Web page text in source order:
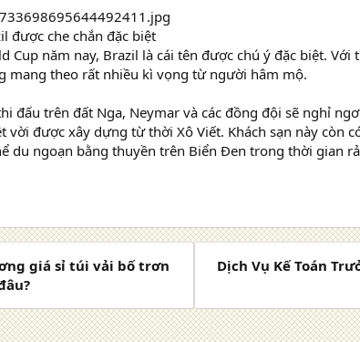
được che chắn đặc biệt
Cup năm nay, Brazil là cái tên được chú ý đặc biệt.
mang theo rất nhiều kì vọng từ người hâm mộ.
đấu trên đất Nga, Neymar và các đồng đội sẽ nghỉ
vời được xây dựng từ thời Xô Viết. Khách sạn này còn
du ngoạn bằng thuyền trên Biển Đen trong thời gian
giá sỉ túi vải bố trơn
Dịch Vụ Kế Toán